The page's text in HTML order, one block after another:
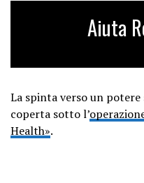
Aiuta
La spinta verso un potere
coperta sotto l’
Health».